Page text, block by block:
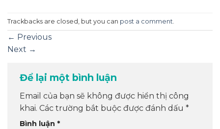
Trackbacks are closed, but you can post a comment
← Previous
Next →
Để lại một bình luận
Email của bạn sẽ không được hiển thị công
khai. Các trường bắt buộc được đánh dấu *
Bình luận *